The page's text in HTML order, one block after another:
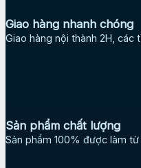
Giao hàng nhanh chóng
Giao hàng nội thành 2H, các
Sản phẩm chất lượng
Sản phẩm 100% được làm